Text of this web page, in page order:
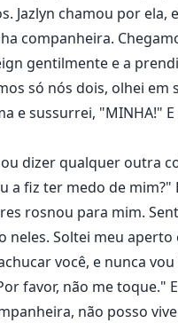
Jazlyn chamou por ela,
companheira.
gentilmente e a
só nós dois, olhei em
e sussurrei, "MINHA!"
dizer qualquer outra
fiz ter medo de mim?"
rosnou para mim.
neles. Soltei meu
você, e nunca
favor, não me toque."
não posso